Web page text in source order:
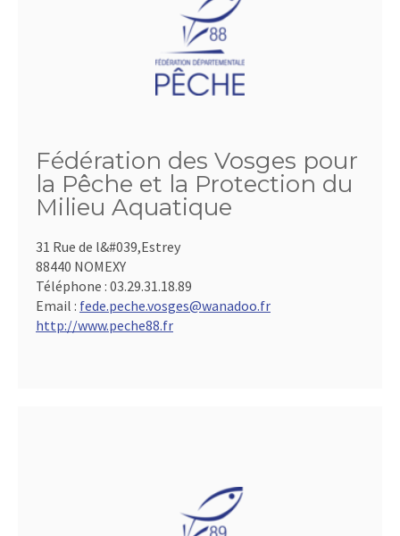
Fédération des Vosges pour
la Pêche et la Protection du
Milieu Aquatique
31 Rue de l&#039,Estrey
88440 NOMEXY
Téléphone : 03.29.31.18.89
Email : fede.peche.vosges@wanadoo.fr
http://www.peche88.fr